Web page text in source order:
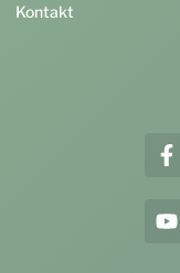
Kontakt